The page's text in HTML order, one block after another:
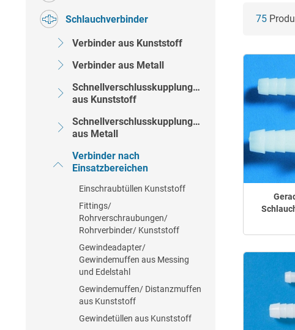
Schlauchverbinder
Verbinder aus Kunststoff
Verbinder aus Metall
Schnellverschlusskupplungen
aus Kunststoff
Schnellverschlusskupplungen
aus Metall
Verbinder nach
Einsatzbereichen
Einschraubtüllen Kunststoff
Fittings/
Rohrverschraubungen/
Rohrverbinder/ Kunststoff
Gewindeadapter/
Gewindemuffen aus Messing
und Edelstahl
Gewindemuffen/ Distanzmuffen
aus Kunststoff
Gewindetüllen aus Kunststoff
75